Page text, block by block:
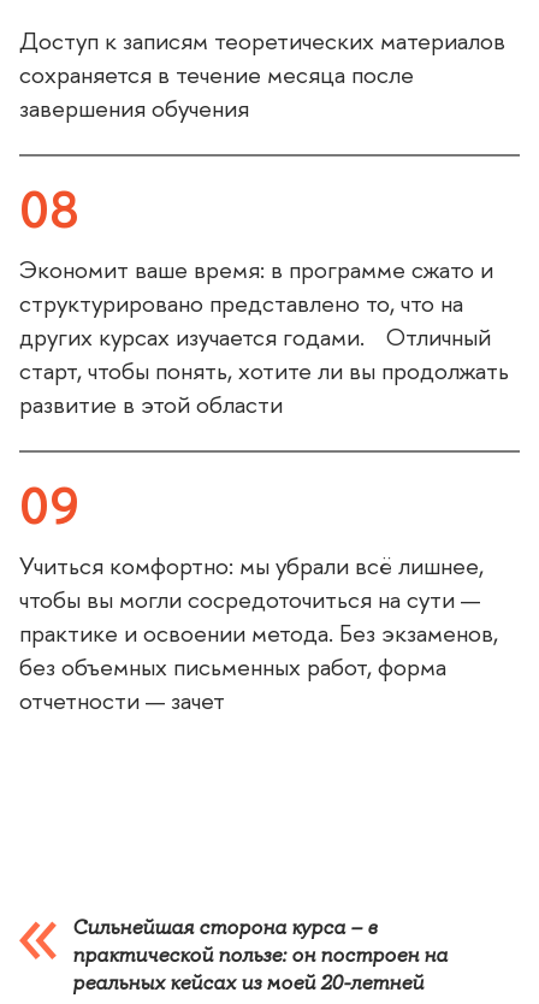
Доступ к записям теоретических материало
сохраняется в течение месяца после
завершения обучения
08
Экономит ваше время: в программе сжато и
структурировано представлено то, что на
других курсах изучается годами. Отличный
старт, чтобы понять, хотите ли вы продолжать
развитие в этой области
09
Учиться комфортно: мы убрали всё лишнее,
чтобы вы могли сосредоточиться на сути —
практике и освоении метода. Без экзаменов,
ез объемных письменных работ, форма
отчетности — зачет
Сильнейшая сторона курса –
практической пользе: он построен на
реальных кейсах из моей 20-летней